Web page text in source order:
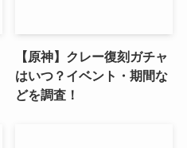
【原神】クレー復刻ガチャ
はいつ？イベント・期間な
どを調査！